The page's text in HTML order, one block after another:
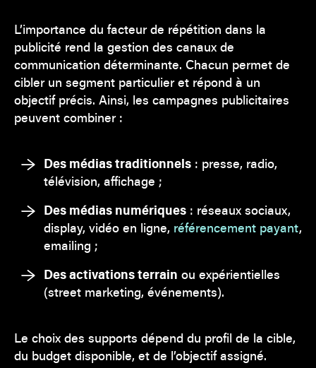
L’importance du facteur de répétition dans la
publicité rend la gestion des canaux de
communication déterminante. Chacun permet de
cibler un segment particulier et répond à un
objectif précis. Ainsi, les campagnes publicitaires
peuvent combiner :
Des médias traditionnels : presse, radio,
télévision, affichage ;
Des médias numériques : réseaux sociaux,
display, vidéo en ligne, référencement payant,
emailing ;
Des activations terrain ou expérientielles
(street marketing, événements).
Le choix des supports dépend du profil de la cible,
du budget disponible, et de l’objectif assigné.